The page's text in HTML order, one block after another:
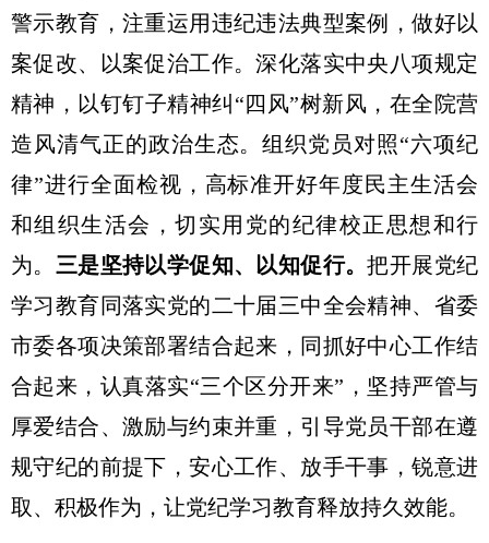
警示教育，注重运用违纪违法典型案例，做好以
案促改、以案促治工作。深化落实中央八项规定
精神，以钉钉子精神纠 “四风”树新风，在全院营
造风清气正的政治生态。组织党员对照“六项纪
律”进行全面检视，高标准开好年度民主生活会
和组织生活会，切实用党的纪律校正思想和行
为。 三是坚持以学促知、以知促行。把开展党纪
学习教育同落实党的二十届三中全会精神、省委
市委各项决策部署结合起来，同抓好中心工作结
合起来，认真落实“三个区分开来”，坚持严管与
厚爱结合、激励与约束并重，引导党员干部在遵
规守纪的前提下，安心工作、放手干事，锐意进
取、积极作为，让党纪学习教育释放持久效能。